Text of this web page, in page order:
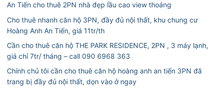
An Tiến cho thuê 2PN nhà đẹp lầu cao view thoáng
Cho thuê nhanh căn hộ 3PN, đầy đủ nội thất, khu chung cư
Hoàng Anh An Tiến, giá 11tr/th
Cần cho thuê căn hộ THE PARK RESIDENCE, 2PN , 3 máy lạnh,
giá chỉ 7tr/ tháng – call 090 6968 363
Chính chủ tôi cần cho thuê căn hộ hoàng anh an tiến 3PN đã
trang bị đầy đủ nội thất, dọn vào ở ngay